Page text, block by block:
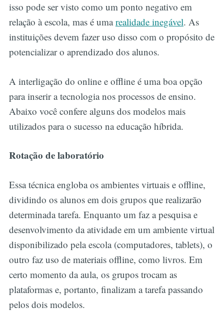
isso pode ser visto como um ponto negativo em
relação à escola, mas é umarealidade inegável. As
instituições devem fazer uso disso com o propósito de
potencializar o aprendizado dos alunos.
A interligação do online e offline é uma boa opção
para inserir a tecnologia nos processos de ensino.
Abaixo você confere alguns dos modelos mais
utilizados para o sucesso na educação híbrida.
Rotação de laboratório
Essa técnica engloba os ambientes virtuais e offline,
dividindo os alunos em dois grupos que realizarão
determinada tarefa. Enquanto um faz a pesquisa e
desenvolvimento da atividade em um ambiente virtual
disponibilizado pela escola (computadores, tablets), o
outro faz uso de materiais offline, como livros. Em
certo momento da aula, os grupos trocam as
plataformas e, portanto, finalizam a tarefa passando
pelos dois modelos.